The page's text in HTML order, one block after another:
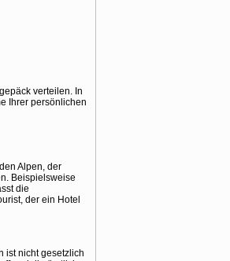
verteilen. In
Ihrer persönlichen
Alpen, der
Beispielsweise
die
der ein Hotel
ist nicht gesetzlich